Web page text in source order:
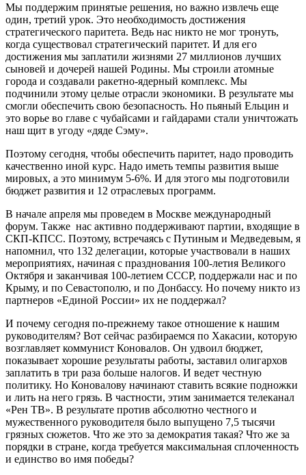
Мы поддержим принятые решения, но важно извлечь еще
один, третий урок. Это необходимость достижения
стратегического паритета. Ведь нас никто не мог тронуть,
когда существовал стратегический паритет. И для его
достижения мы заплатили жизнями 27 миллионов лучших
сыновей и дочерей нашей Родины. Мы строили атомные
города и создавали ракетно-ядерный комплекс. Мы
подчинили этому целые отрасли экономики. В результате мы
смогли обеспечить свою безопасность. Но пьяный Ельцин и
это ворье во главе с чубайсами и гайдарами стали уничтожать
наш щит в угоду «дяде Сэму».
Поэтому сегодня, чтобы обеспечить паритет, надо проводить
качественно иной курс. Надо иметь темпы развития выше
мировых, а это минимум 5-6%. И для этого мы подготовили
бюджет развития и 12 отраслевых программ.
В начале апреля мы проведем в Москве международный
форум. Также нас активно поддерживают партии, входящие в
СКП-КПСС. Поэтому, встречаясь с Путиным и Медведевым, я
напомнил, что 132 делегации, которые участвовали в наших
мероприятиях, начиная с празднования 100-летия Великого
Октября и заканчивая 100-летием СССР, поддержали нас и по
Крыму, и по Севастополю, и по Донбассу. Но почему никто из
партнеров «Единой России» их не поддержал?
И почему сегодня по-прежнему такое отношение к нашим
руководителям? Вот сейчас разбираемся по Хакасии, которую
возглавляет коммунист Коновалов. Он удвоил бюджет,
показывает хорошие результаты работы, заставил олигархов
заплатить в три раза больше налогов. И ведет честную
политику. Но Коновалову начинают ставить всякие подножки
и лить на него грязь. В частности, этим занимается телеканал
«Рен ТВ». В результате против абсолютно честного и
мужественного руководителя было выпущено 7,5 тысячи
грязных сюжетов. Что же это за демократия такая? Что же за
порядки в стране, когда требуется максимальная сплоченность
и единство во имя победы?